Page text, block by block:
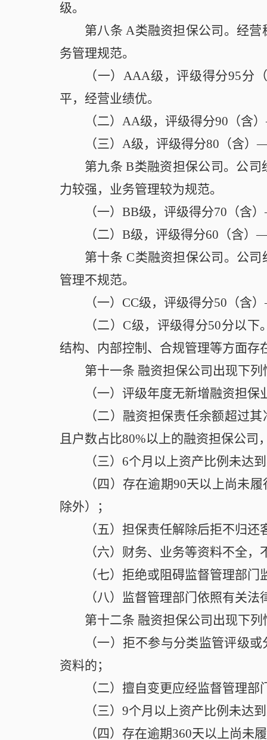
级。
第八条 A类融资担保公司。经
务管理规范。
（一）AAA级，评级得分95分
平，经营业绩优。
（二）AA级，评级得分90（含
（三）A级，评级得分80（含
第九条 B类融资担保公司。公
力较强，业务管理较为规范。
（一）BB级，评级得分70（含
（二）B级，评级得分60（含
第十条 C类融资担保公司。公
管理不规范。
（一）CC级，评级得分50（含
（二）C级，评级得分50分以
结构、内部控制、合规管理等方面存
第十一条 融资担保公司出现下
（一）评级年度无新增融资担保
（二）融资担保责任余额超过
且户数占比80%以上的融资担保公
（三）6个月以上资产比例未达
（四）存在逾期90天以上尚未
除外）；
（五）担保责任解除后拒不归还
（六）财务、业务等资料不全
（七）拒绝或阻碍监督管理部
（八）监督管理部门依照有关
第十二条 融资担保公司出现下
（一）拒不参与分类监管评级
资料的；
（二）擅自变更应经监督管理
（三）9个月以上资产比例未达
（四）存在逾期360天以上尚